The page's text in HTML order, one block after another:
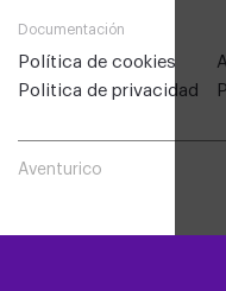
Documentación
política de cookies
politica de privacidad
Aventurico